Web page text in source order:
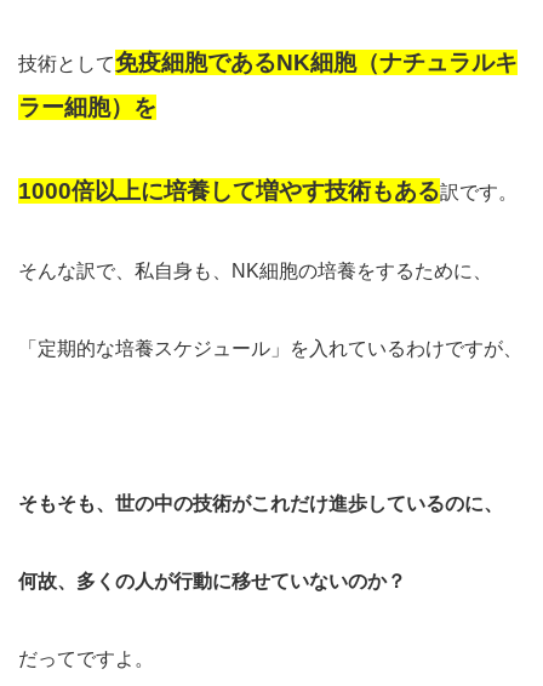
技術として免疫細胞であるNK細胞（ナチュラルキ
ラー細胞）を
1000倍以上に培養して増やす技術もある訳です。
そんな訳で、私自身も、NK細胞の培養をするために、
「定期的な培養スケジュール」を入れているわけですが、
そもそも、世の中の技術がこれだけ進歩しているのに、
何故、多くの人が行動に移せていないのか？
だってですよ。